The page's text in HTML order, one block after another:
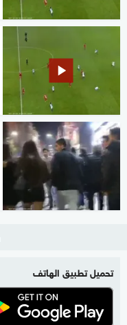
تحميل تطبيق الهاتف